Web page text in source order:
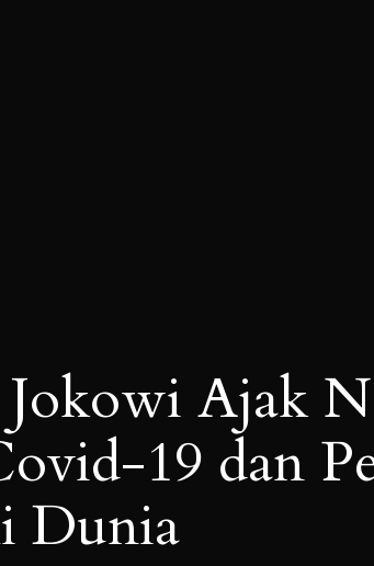
Jokowi Ajak
19 dan
Dunia